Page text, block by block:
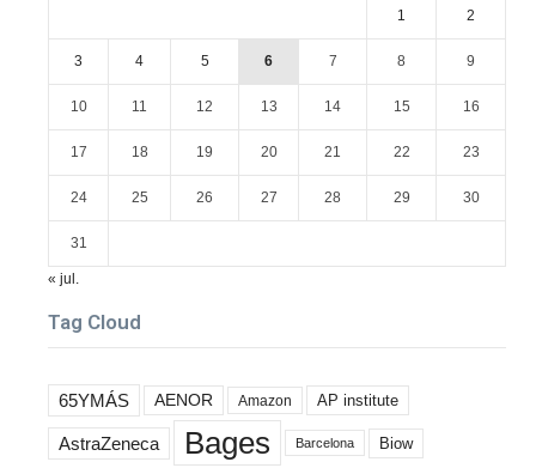
1 2
3 4 5 6 7 8 9
10 11 12 13 14 15 16
17 18 19 20 21 22 23
24 25 26 27 28 29 30
31
« jul.
Tag Cloud
65YMÁS AENOR Amazon AP institute
AstraZeneca Bages Barcelona Biow